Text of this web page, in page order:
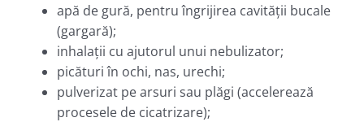
apă de gură, pentru îngrijirea cavităţii bucale
(gargară);
inhalaţii cu ajutorul unui nebulizator;
picături în ochi, nas, urechi;
pulverizat pe arsuri sau plăgi (accelerează
procesele de cicatrizare);